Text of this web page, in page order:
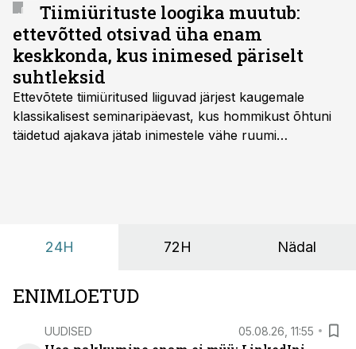
Tiimiürituste loogika muutub:
ettevõtted otsivad üha enam
keskkonda, kus inimesed päriselt
suhtleksid
Ettevõtete tiimiüritused liiguvad järjest kaugemale
klassikalisest seminaripäevast, kus hommikust õhtuni
täidetud ajakava jätab inimestele vähe ruumi
24H 72H Nädal
ENIMLOETUD
UUDISED 05.08.26, 11:55